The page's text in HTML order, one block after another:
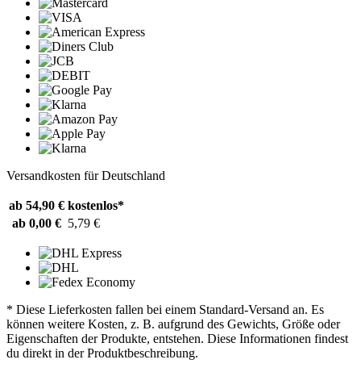
Versandkosten für Deutschland
ab 54,90 € kostenlos*
ab 0,00 € 5,79 €
* Diese Lieferkosten fallen bei einem Standard-Versand an. Es
können weitere Kosten, z. B. aufgrund des Gewichts, Größe oder
Eigenschaften der Produkte, entstehen. Diese Informationen findest
du direkt in der Produktbeschreibung.